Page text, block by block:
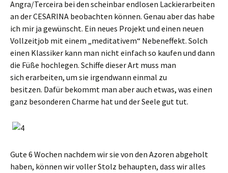
Angra/Terceira bei den scheinbar endlosen Lackierarbeiten
an der CESARINA beobachten können. Genau aber das habe
ich mir ja gewünscht. Ein neues Projekt und einen neuen
Vollzeitjob mit einem „meditativem“ Nebeneffekt. Solch
einen Klassiker kann man nicht einfach so kaufen und dann
die Füße hochlegen. Schiffe dieser Art muss man
sich erarbeiten, um sie irgendwann einmal zu
besitzen. Dafür bekommt man aber auch etwas, was einen
ganz besonderen Charme hat und der Seele gut tut.
Gute 6 Wochen nachdem wir sie von den Azoren abgeholt
haben, können wir voller Stolz behaupten, dass wir alles